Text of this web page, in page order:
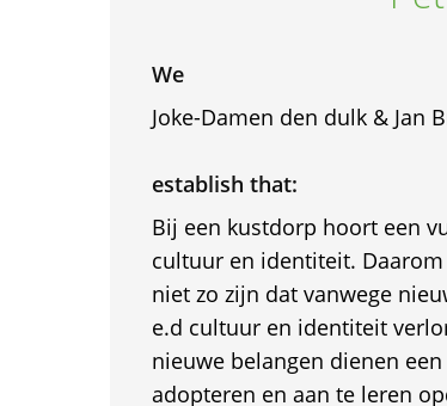
We
Joke-Damen den dulk & Jan
establish that:
Bij een kustdorp hoort een
cultuur en identiteit.
niet zo zijn dat vanwege
e.d cultuur en identiteit
nieuwe belangen dienen
adopteren en aan te leren